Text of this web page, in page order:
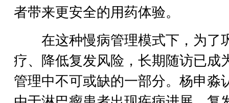
者带来更安全的用药体验。
在这种慢病管理模式下，为了
疗、降低复发风险，长期随访已成
管理中不可或缺的一部分。杨申淼